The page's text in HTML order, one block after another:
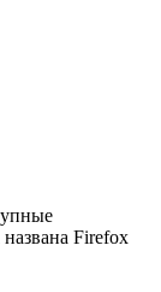
Firefox